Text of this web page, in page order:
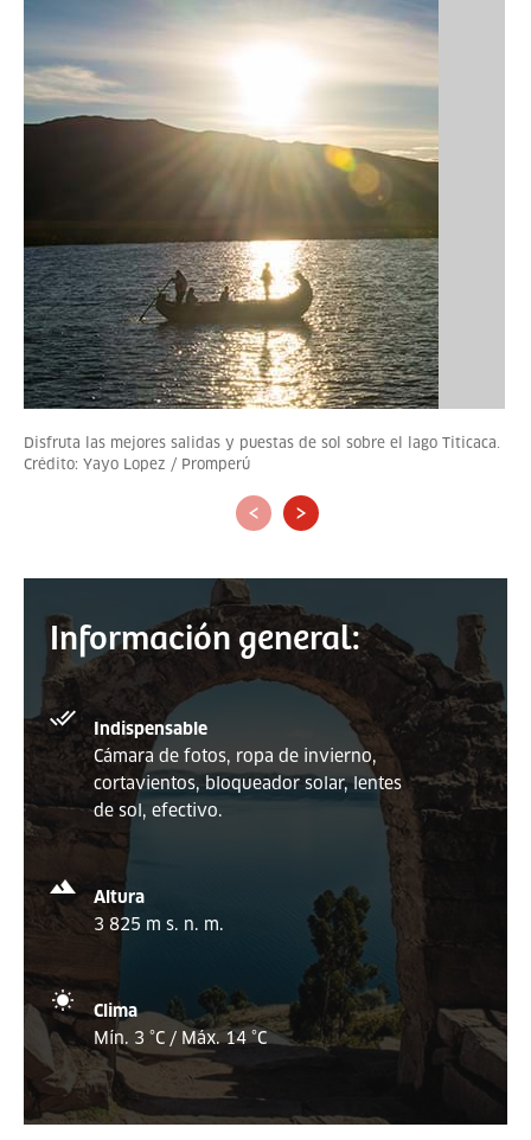
Disfruta las mejores salidas y puestas de sol sobre el lago Titicaca.
Crédito: Yayo Lopez / Promperú
‹ ›
Información general:
Indispensable
Cámara de fotos, ropa de invierno,
cortavientos, bloqueador solar, lentes
de sol, efectivo.
Altura
3 825 m s. n. m.
Clima
Mín. 3 °C / Máx. 14 °C